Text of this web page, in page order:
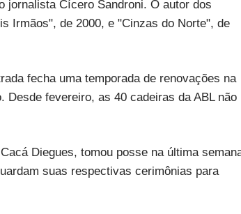
jornalista Cícero Sandroni. O autor dos
Irmãos", de 2000, e "Cinzas do Norte", de
fecha uma temporada de renovações na
Desde fevereiro, as 40 cadeiras da ABL não
Diegues, tomou posse na última
suas respectivas cerimônias para